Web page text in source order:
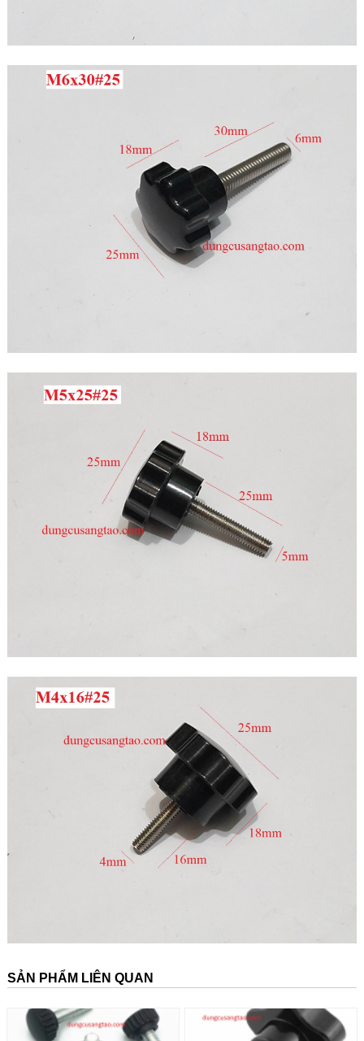
SẢN PHẨM LIÊN QUAN